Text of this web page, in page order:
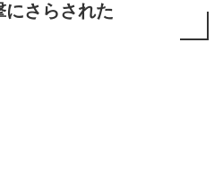
にさらされた